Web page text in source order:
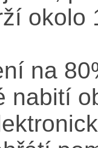
okolo
na
nabití